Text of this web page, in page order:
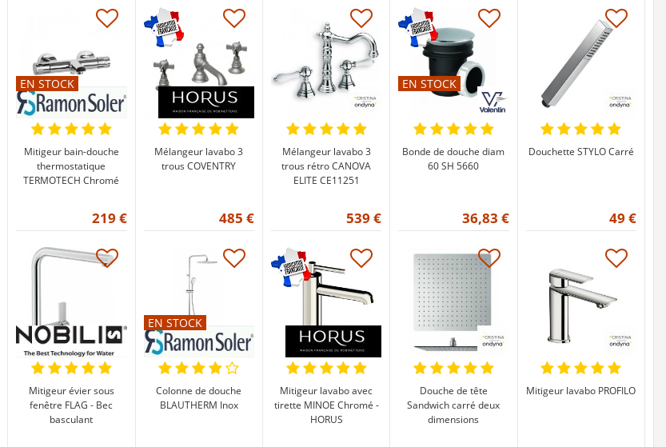
EN STOCK
Mitigeur bain-douche
thermostatique
TERMOTECH Chromé
219 €
Mélangeur lavabo 3
trous COVENTRY
485 €
Mélangeur lavabo 3
trous rétro CANOVA
ELITE CE11251
539 €
EN STOCK
Bonde de douche diam
60 SH 5660
36,83 €
Douchette STYLO Carré
49 €
Mitigeur évier sous
fenêtre FLAG - Bec
basculant
EN STOCK
Colonne de douche
BLAUTHERM Inox
Mitigeur lavabo avec
tirette MINOE Chromé -
HORUS
Douche de tête
Sandwich carré deux
dimensions
Mitigeur lavabo PROFILO